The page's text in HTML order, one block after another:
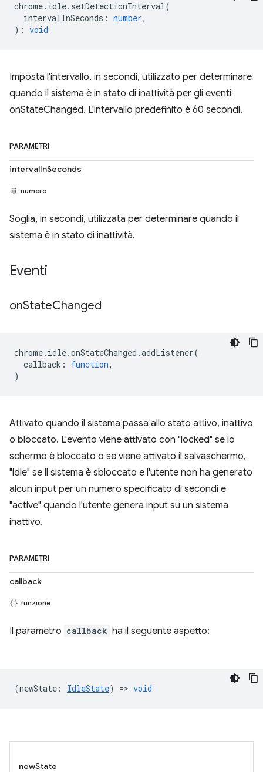
chrome. idle. setDetectionInterval(
intervalInSeconds : number,
) : void
Imposta l'intervallo, in secondi, utilizzato per determinare
quando il sistema è in stato di inattività per gli eventi
onStateChanged. L'intervallo predefinito è 60 secondi.
PARAMETRI
intervalInSeconds
numero
Soglia, in secondi, utilizzata per determinare quando il
sistema è in stato di inattività.
Eventi
onStateChanged
chrome. idle.onStateChanged .addListener(
callback : function,
)
Attivato quando il sistema passa allo stato attivo, inattivo
o bloccato. L'evento viene attivato con "locked" se lo
schermo è bloccato o se viene attivato il salvaschermo,
"idle" se il sistema è sbloccato e l'utente non ha generato
alcun input per un numero specificato di secondi e
"active" quando l'utente genera input su un sistema
inattivo.
PARAMETRI
callback
funzione
Il parametro callback ha il seguente aspetto:
(newState : IdleState) => void
newState